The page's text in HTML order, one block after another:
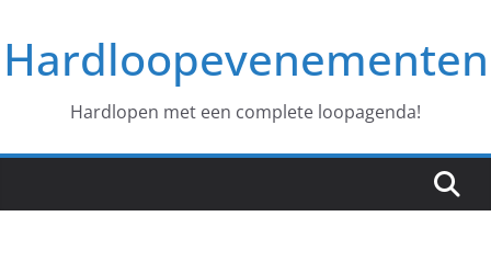
naar
deHardloopevenementen
Hardlopen met een complete loopagenda!